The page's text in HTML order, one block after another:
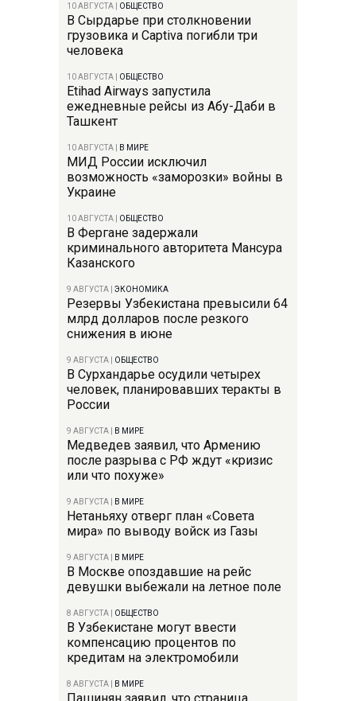
10 АВГУСТА ОБЩЕСТВО
В Сырдарье при столкновении
грузовика и Captiva погибли три
человека
10 АВГУСТА ОБЩЕСТВО
Etihad Airways запустила
ежедневные рейсы из Абу-Даби в
Ташкент
10 АВГУСТА В МИРЕ
МИД России исключил
возможность «заморозки» войны в
Украине
10 АВГУСТА ОБЩЕСТВО
В Фергане задержали
криминального авторитета Мансура
Казанского
9 АВГУСТА ЭКОНОМИКА
Резервы Узбекистана превысили 64
млрд долларов после резкого
снижения в июне
9 АВГУСТА ОБЩЕСТВО
В Сурхандарье осудили четырех
человек, планировавших теракты в
России
9 АВГУСТА В МИРЕ
Медведев заявил, что Армению
после разрыва с РФ ждут «кризис
или что похуже»
9 АВГУСТА В МИРЕ
Нетаньяху отверг план «Совета
мира» по выводу войск из Газы
9 АВГУСТА В МИРЕ
В Москве опоздавшие на рейс
девушки выбежали на летное поле
8 АВГУСТА ОБЩЕСТВО
В Узбекистане могут ввести
компенсацию процентов по
кредитам на электромобили
8 АВГУСТА В МИРЕ